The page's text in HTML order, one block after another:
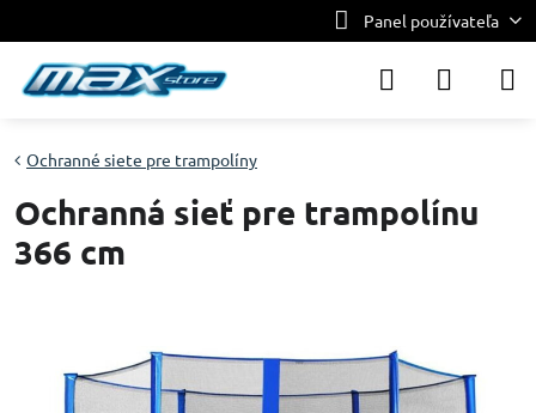
Panel používateľa
Ochranné siete pre trampolíny
Ochranná sieť pre trampolínu
366 cm